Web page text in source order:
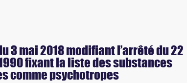
3 mai 2018 modifiant l’arrêté du 22
fixant la liste des substances
comme psychotropes